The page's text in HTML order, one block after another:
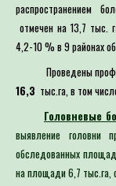
распространением
отмечен на 13,7 тыс.
4,2-10 % в 9 районах
Проведены
16,3 тыс.га, в том
Головневые
выявление головни
обследованных
на площади 6,7 тыс.га,